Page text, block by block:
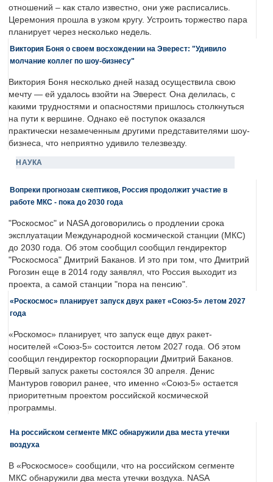
отношений – как стало известно, они уже расписались.
Церемония прошла в узком кругу. Устроить торжество пара
планирует через несколько недель.
Виктория Боня о своем восхождении на Эверест: "Удивило
молчание коллег по шоу-бизнесу"
Виктория Боня несколько дней назад осуществила свою
мечту — ей удалось взойти на Эверест. Она делилась, с
какими трудностями и опасностями пришлось столкнуться
на пути к вершине. Однако её поступок оказался
практически незамеченным другими представителями шоу-
бизнеса, что неприятно удивило телезвезду.
НАУКА
Вопреки прогнозам скептиков, Россия продолжит участие в
работе МКС - пока до 2030 года
"Роскосмос" и NASA договорились о продлении срока
эксплуатации Международной космической станции (МКС)
до 2030 года. Об этом сообщил сообщил гендиректор
"Роскосмоса" Дмитрий Баканов. И это при том, что Дмитрий
Рогозин еще в 2014 году заявлял, что Россия выходит из
проекта, а самой станции "пора на пенсию".
«Роскосмос» планирует запуск двух ракет «Союз-5» летом 2027
года
«Роскомос» планирует, что запуск еще двух ракет-
носителей «Союз-5» состоится летом 2027 года. Об этом
сообщил гендиректор госкорпорации Дмитрий Баканов.
Первый запуск ракеты состоялся 30 апреля. Денис
Мантуров говорил ранее, что именно «Союз-5» остается
приоритетным проектом российской космической
программы.
На российском сегменте МКС обнаружили два места утечки
воздуха
В «Роскосмосе» сообщили, что на российском сегменте
МКС обнаружили два места утечки воздуха. NASA